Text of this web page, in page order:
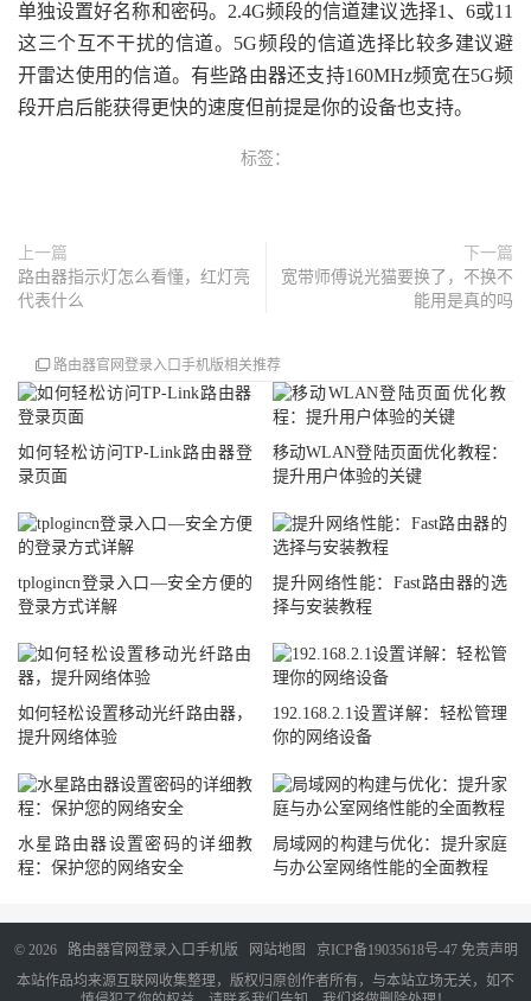
单独设置好名称和密码。2.4G频段的信道建议选择1、6或11
这三个互不干扰的信道。5G频段的信道选择比较多建议避
开雷达使用的信道。有些路由器还支持160MHz频宽在5G频
段开启后能获得更快的速度但前提是你的设备也支持。
标签：
上一篇
路由器指示灯怎么看懂，红灯亮
代表什么
下一篇
宽带师傅说光猫要换了，不换不
能用是真的吗
路由器官网登录入口手机版相关推荐
如何轻松访问TP-Link路由器登
录页面
移动WLAN登陆页面优化教程：
提升用户体验的关键
tplogincn登录入口—安全方便的
登录方式详解
提升网络性能：Fast路由器的选
择与安装教程
如何轻松设置移动光纤路由器，
提升网络体验
192.168.2.1设置详解：轻松管理
你的网络设备
水星路由器设置密码的详细教
程：保护您的网络安全
局域网的构建与优化：提升家庭
与办公室网络性能的全面教程
© 2026 路由器官网登录入口手机版 网站地图 京ICP备19035618号-47 免责声明
本站作品均来源互联网收集整理，版权归原创作者所有，与本站立场无关，如不